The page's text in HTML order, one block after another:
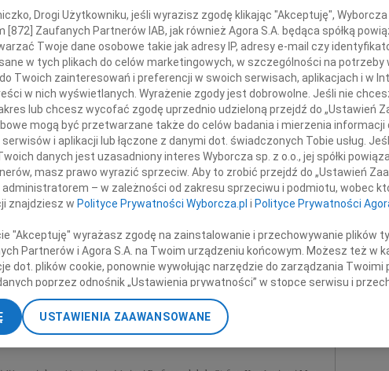
Kuryłowicza
nauczyciela akademickiego i myśliciela,
mieliśmy przyjemność współpracować.
Rodzinie, Bliskim
i Przyjaciołom
Profesora
najszczersze wyrazy współczucia
Loegler, pracownicy Atelier Loegler,
i redakcja miesięcznika "Architektura&Biznes"
Inne kondolencje
Z
+
Asia
+
Drogi Użytkowniku, jeśli wyrazisz zgodę klikając "Akceptuję",
[872] Zaufanych Partnerów IAB, jak również Agora S.A. będąca spółką
Twoje dane osobowe takie jak adresy IP, adresy e-mail czy
w tych plikach do celów marketingowych, w szczególności na potrzeby
Twoich zainteresowań i preferencji w swoich serwisach, aplikacjach i w
w nich wyświetlanych. Wyrażenie zgody jest dobrowolne. Jeśli nie
lub chcesz wycofać zgodę uprzednio udzieloną przejdź do „Ustawień
mogą być przetwarzane także do celów badania i mierzenia
i aplikacji lub łączone z danymi dot. świadczonych Tobie usług.
danych jest uzasadniony interes Wyborcza sp. z o.o., jej spółki
masz prawo wyrazić sprzeciw. Aby to zrobić przejdź do „Ustawień
– w zależności od zakresu sprzeciwu i podmiotu, wobec
znajdziesz w Polityce Prywatności Wyborcza.pl i Polityce Prywatności
"Akceptuję" wyrażasz zgodę na zainstalowanie i przechowywanie plików
Partnerów i Agora S.A. na Twoim urządzeniu końcowym. Możesz też w
dot. plików cookie, ponownie wywołując narzędzie do zarządzania Twoimi
poprzez odnośnik „Ustawienia prywatności” w stopce serwisu i
Zmiana ustawień plików cookie możliwa jest także za pomocą
Partnerzy i Agora S.A. możemy przetwarzać dane osobowe w
geolokalizacyjnych. Aktywne skanowanie charakterystyki urządzenia do
USTAWIENIA ZAAWANSOWANE